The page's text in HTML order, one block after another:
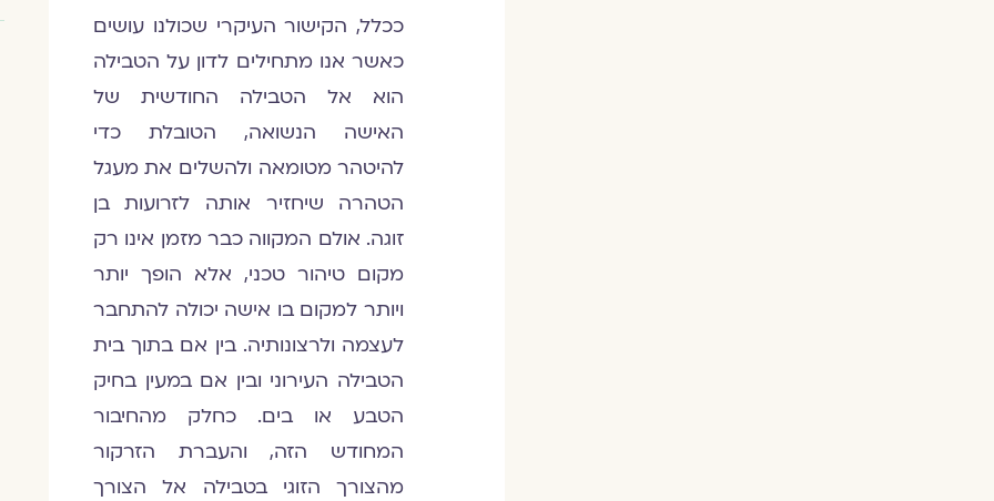
ככלל, הקישור העיקרי שכולנו עושים
כאשר אנו מתחילים לדון על הטבילה
הוא אל הטבילה החודשית של
האישה הנשואה, הטובלת כדי
להיטהר מטומאה ולהשלים את מעגל
הטהרה שיחזיר אותה לזרועות בן
זוגה. אולם המקווה כבר מזמן אינו רק
מקום טיהור טכני, אלא הופך יותר
ויותר למקום בו אישה יכולה להתחבר
לעצמה ולרצונותיה. בין אם בתוך בית
הטבילה העירוני ובין אם במעין בחיק
הטבע או בים. כחלק מהחיבור
המחודש הזה, והעברת הזרקור
מהצורך הזוגי בטבילה אל הצורך